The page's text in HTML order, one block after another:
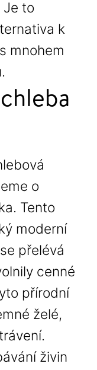
Je to
k
mnohem
o
Tento
moderní
přelévá
cenné
přírodní
želé,
živin